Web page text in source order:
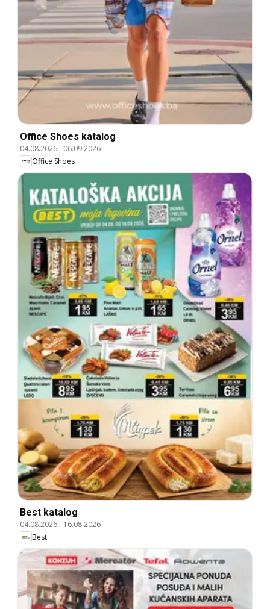
Office Shoes katalog
04.08.2026- 06.09.2026
Office Shoes
Best katalog
04.08.2026- 16.08.2026
Best